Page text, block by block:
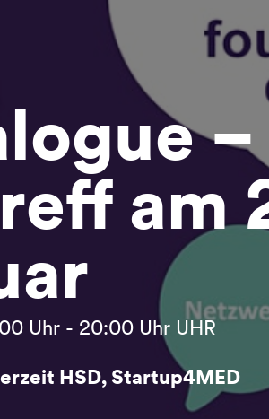
am
Uhr - 20:00 Uhr UHR
HSD, Startup4MED